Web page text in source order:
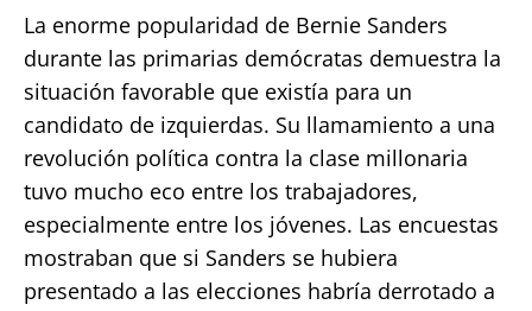
La enorme popularidad de Bernie Sanders
durante las primarias demócratas demuestra la
situación favorable que existía para un
candidato de izquierdas. Su llamamiento a una
revolución política contra la clase millonaria
tuvo mucho eco entre los trabajadores,
especialmente entre los jóvenes. Las encuestas
mostraban que si Sanders se hubiera
presentado a las elecciones habría derrotado a